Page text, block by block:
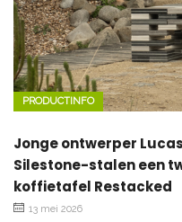
PRODUCTINFO
Jonge ontwerper
Silestone-stalen een
koffietafel Restacked
13 mei 2026